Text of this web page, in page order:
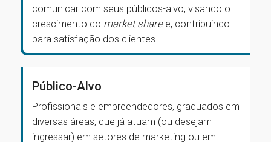
comunicar com seus públicos-alvo, visando o
crescimento do market sharee, contribuindo
para satisfação dos clientes.
Público-Alvo
Profissionais e empreendedores, graduados em
diversas áreas, que já atuam (ou desejam
ingressar) em setores de marketing ou em